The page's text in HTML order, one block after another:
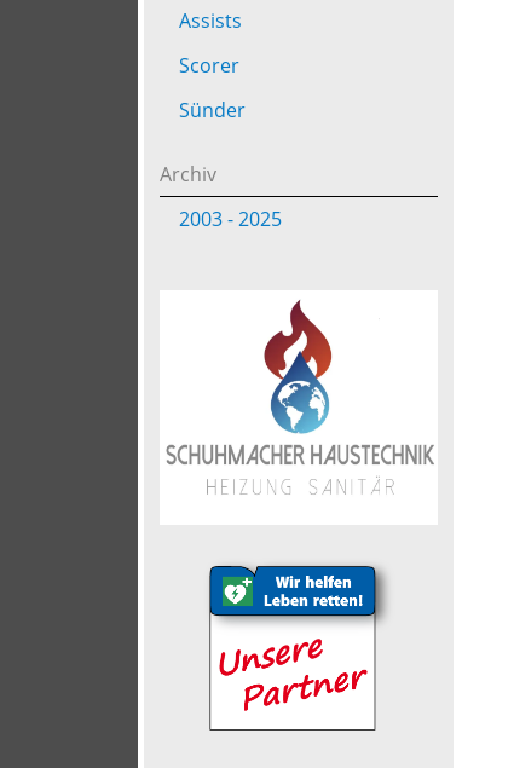
Assists
Scorer
Sünder
Archiv
2003 - 2025